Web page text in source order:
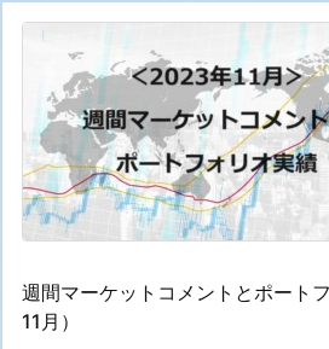
週間マーケットコメントとポート
11月）